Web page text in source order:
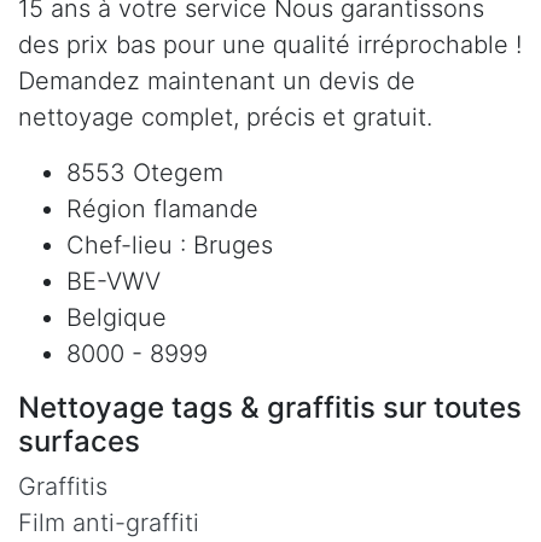
15 ans à votre service Nous garantissons
des prix bas pour une qualité irréprochable !
Demandez maintenant un devis de
nettoyage complet, précis et gratuit.
8553 Otegem
Région flamande
Chef-lieu : Bruges
BE-VWV
Belgique
8000 - 8999
Nettoyage tags & graffitis sur toutes
surfaces
Graffitis
Film anti-graffiti